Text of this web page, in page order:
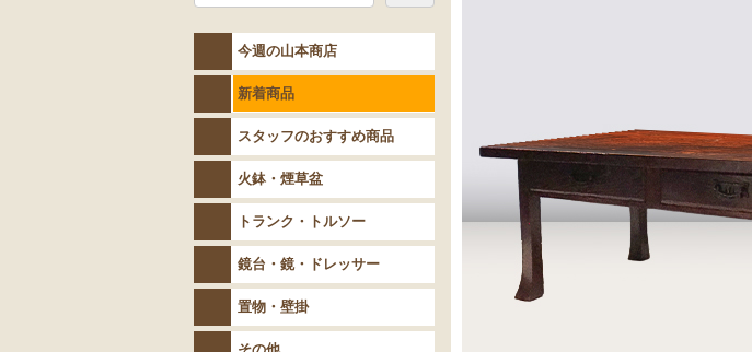
今週の山本商店
新着商品
スタッフのおすすめ商品
火鉢・煙草盆
トランク・トルソー
鏡台・鏡・ドレッサー
置物・壁掛